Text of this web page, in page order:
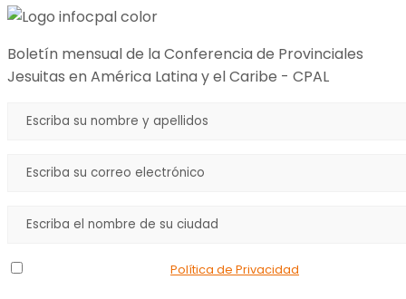
Boletín mensual de la Conferencia de Provinciales
Jesuitas en América Latina y el Caribe - CPAL
Política de Privacidad